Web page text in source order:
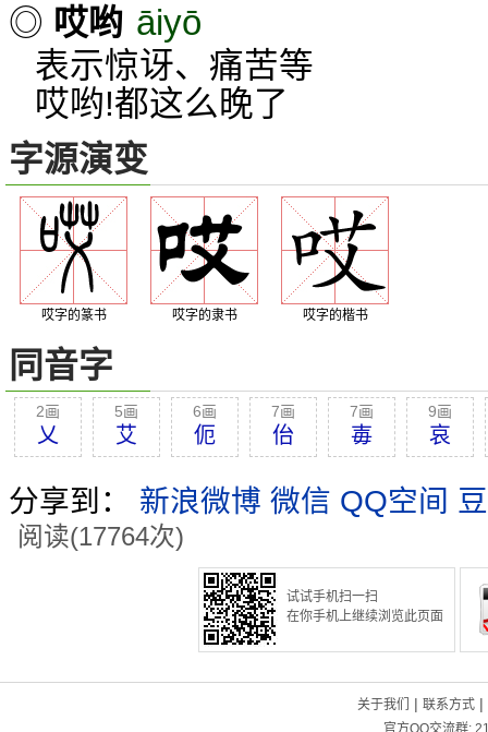
◎ 哎哟 āiyō
表示惊讶、痛苦等
哎哟!都这么晚了
字源演变
哎字的篆书 哎字的隶书 哎字的楷书
同音字
2画
乂
5画
艾
6画
伌
7画
佁
7画
毐
9画
哀
分享到： 新浪微博 微信 QQ空间
阅读(17764次)
试试手机扫一扫
在你手机上继续浏览此页面
关于我们 | 联系方式|
官方QQ交流群: